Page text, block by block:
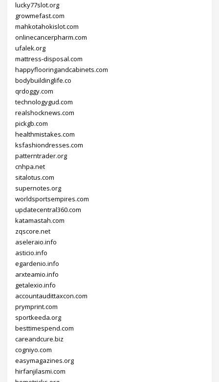
lucky77slot.org
growmefast.com
mahkotahokislot.com
onlinecancerpharm.com
ufalek.org
mattress-disposal.com
happyflooringandcabinets.com
bodybuildinglife.co
qrdoggy.com
technologygud.com
realshocknews.com
pickgb.com
healthmistakes.com
ksfashiondresses.com
patterntrader.org
cnhpa.net
sitalotus.com
supernotes.org
worldsportsempires.com
updatecentral360.com
katamastah.com
zqscore.net
aseleraio.info
asticio.info
egardenio.info
arxteamio.info
getalexio.info
accountaudittaxcon.com
prymprint.com
sportkeeda.org
besttimespend.com
careandcure.biz
cogniyo.com
easymagazines.org
hirfanjilasmi.com